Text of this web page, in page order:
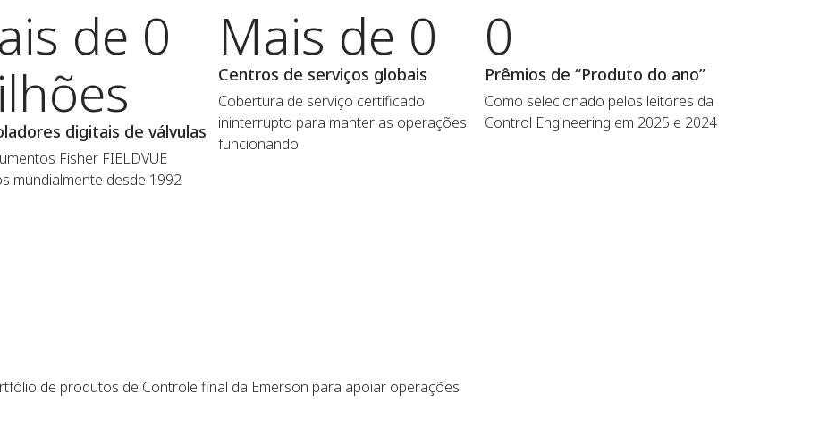
de 0
digitais de válvulas
Fisher FIELDVUE
mundialmente desde 1992
Mais de 0
Centros de serviços globais
Cobertura de serviço certificado
ininterrupto para manter as operações
funcionando
0
Prêmios de “Produto do ano”
Como selecionado pelos leitores da
Control Engineering em 2025 e 2024
de produtos de Controle final da Emerson para apoiar operações